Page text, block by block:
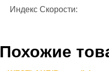
Индекс Скорости:
Похожие